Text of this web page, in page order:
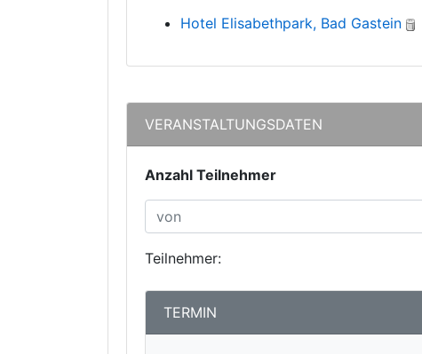
Hotel Elisabethpark, Bad Gastein
VERANSTALTUNGSDATEN
Anzahl Teilnehmer
Teilnehmer:
TERMIN